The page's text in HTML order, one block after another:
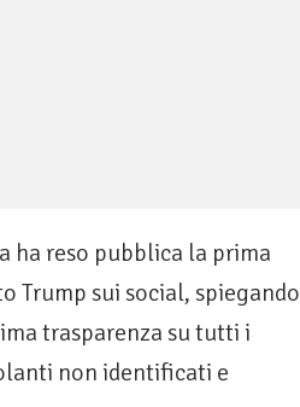
ha reso pubblica la prima
Trump sui social, spiegando
trasparenza su tutti i
non identificati e